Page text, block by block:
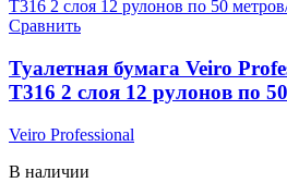
Сравнить
Туалетная бумага Veiro
T316 2 слоя 12 рулонов по
Veiro Professional
В наличии